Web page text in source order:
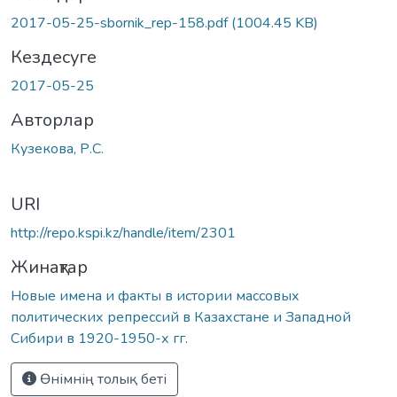
2017-05-25-sbornik_rep-158.pdf(1004.45 KB)
Кездесуге
2017-05-25
Авторлар
Кузекова, Р.С.
URI
http://repo.kspi.kz/handle/item/2301
Жинақтар
Новые имена и факты в истории массовых
политических репрессий в Казахстане и Западной
Сибири в 1920-1950-х гг.
Өнімнің толық беті